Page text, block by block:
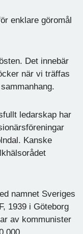
enklare göromål
Det innebär
när vi träffas
ledarskap har
Kanske
namnet Sveriges
1939 i Göteborg
av kommunister